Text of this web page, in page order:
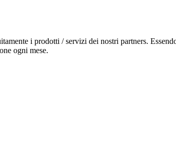
i prodotti / servizi dei nostri partners.
ogni mese.